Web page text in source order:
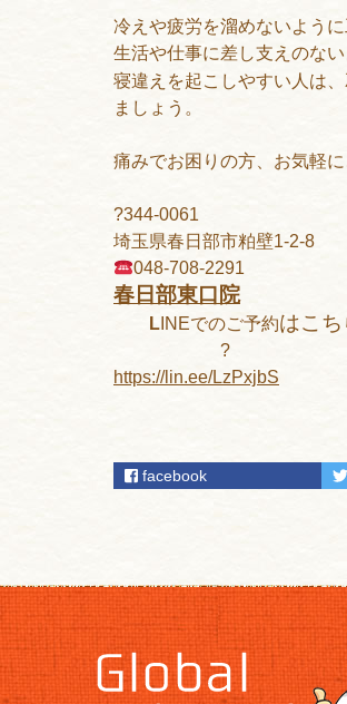
冷えや疲労を溜めないよう
生活や仕事に差し支えのな
寝違えを起こしやすい人は、
ましょう。
痛みでお困りの方、お気軽
?344-0061
埼玉県春日部市粕壁1-2-8
048-708-2291
春日部東口院
L INEでのご予約はこち
?
https://lin.ee/LzPxjbS
facebook